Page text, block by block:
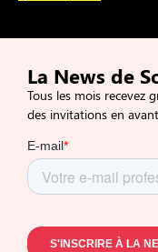
La News de
Tous les mois recevez
des invitations en